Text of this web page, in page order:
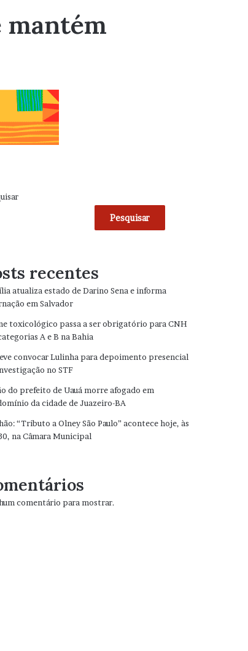
mantém
Pesquisar
recentes
atualiza estado de Darino Sena e informa
em Salvador
toxicológico passa a ser obrigatório para CNH
A e B na Bahia
convocar Lulinha para depoimento presencial
no STF
do prefeito de Uauá morre afogado em
da cidade de Juazeiro-BA
“Tributo a Olney São Paulo” acontece hoje, às
na Câmara Municipal
comentário para mostrar.